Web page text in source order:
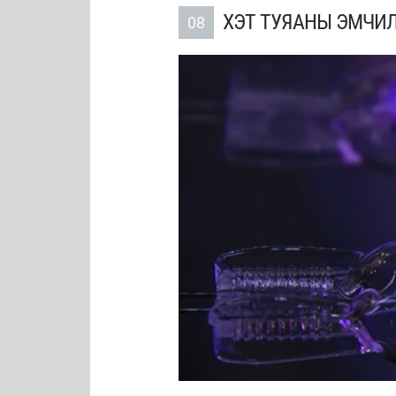
08 ХЭТ ТУЯАНЫ